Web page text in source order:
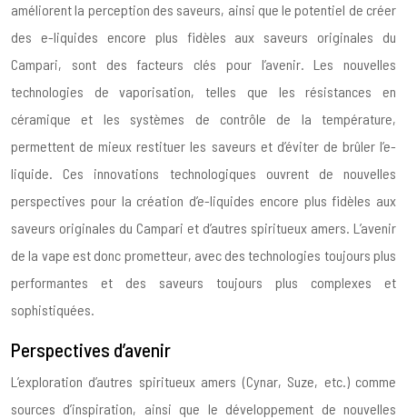
améliorent la perception des saveurs, ainsi que le potentiel de créer
des e-liquides encore plus fidèles aux saveurs originales du
Campari, sont des facteurs clés pour l’avenir. Les nouvelles
technologies de vaporisation, telles que les résistances en
céramique et les systèmes de contrôle de la température,
permettent de mieux restituer les saveurs et d’éviter de brûler l’e-
liquide. Ces innovations technologiques ouvrent de nouvelles
perspectives pour la création d’e-liquides encore plus fidèles aux
saveurs originales du Campari et d’autres spiritueux amers. L’avenir
de la vape est donc prometteur, avec des technologies toujours plus
performantes et des saveurs toujours plus complexes et
sophistiquées.
Perspectives d’avenir
L’exploration d’autres spiritueux amers (Cynar, Suze, etc.) comme
sources d’inspiration, ainsi que le développement de nouvelles